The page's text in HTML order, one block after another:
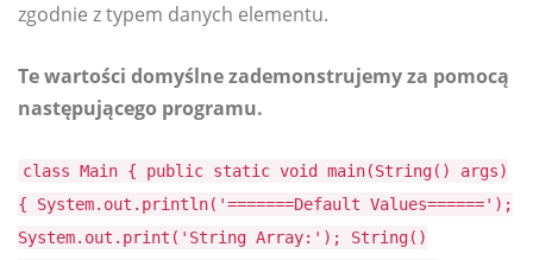
zgodnie z typem danych elementu.
Te wartości domyślne zademonstrujemy za pomocą
następującego programu.
class Main { public static void main(String() args)
{ System.out.println('=======Default Values======');
System.out.print('String Array:'); String()